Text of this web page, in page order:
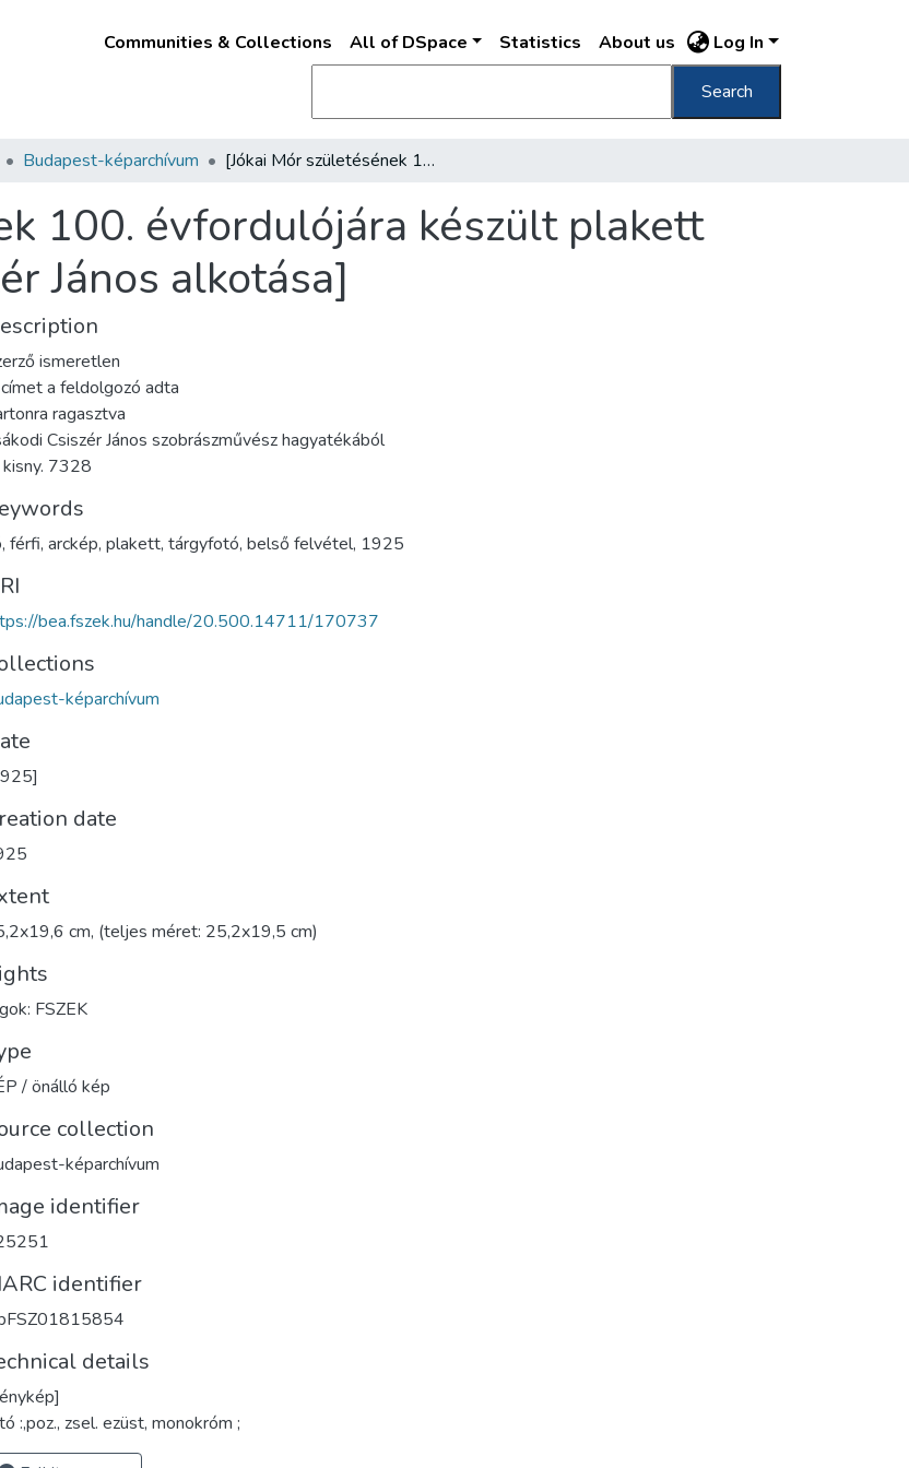
Communities & Collections All of DSpace Statistics About us Log In
Search
Budapest-képarchívum [Jókai Mór születésének 100. évfordulójára készült plakett mintája, Zsákodi Csiszér János alkotása]
100. évfordulójára készült plakett
János alkotása]
ismeretlen
a feldolgozó adta
ragasztva
Csiszér János szobrászművész hagyatékából
kisny. 7328
, férfi, arckép, plakett, tárgyfotó, belső felvétel, 1925
bea.fszek.hu/handle/20.500.14711/170737
képarchívum
date
cm, (teljes méret: 25,2x19,5 cm)
FSZEK
/ önálló kép
collection
képarchívum
identifier
identifier
details
:,poz., zsel. ezüst, monokróm ;